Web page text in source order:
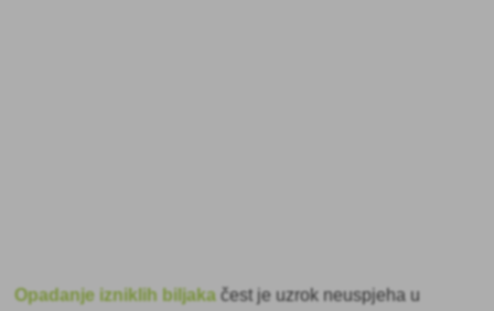
Opadanje izniklih biljaka čest je uzrok neuspjeha u